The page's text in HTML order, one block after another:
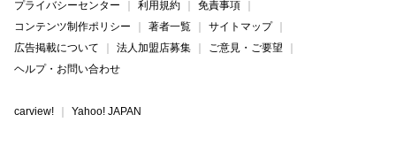
プライバシーセンター
利用規約
免責事項
コンテンツ制作ポリシー
著者一覧
サイトマップ
広告掲載について
法人加盟店募集
ご意見・ご要望
ヘルプ・お問い合わせ
carview! Yahoo! JAPAN